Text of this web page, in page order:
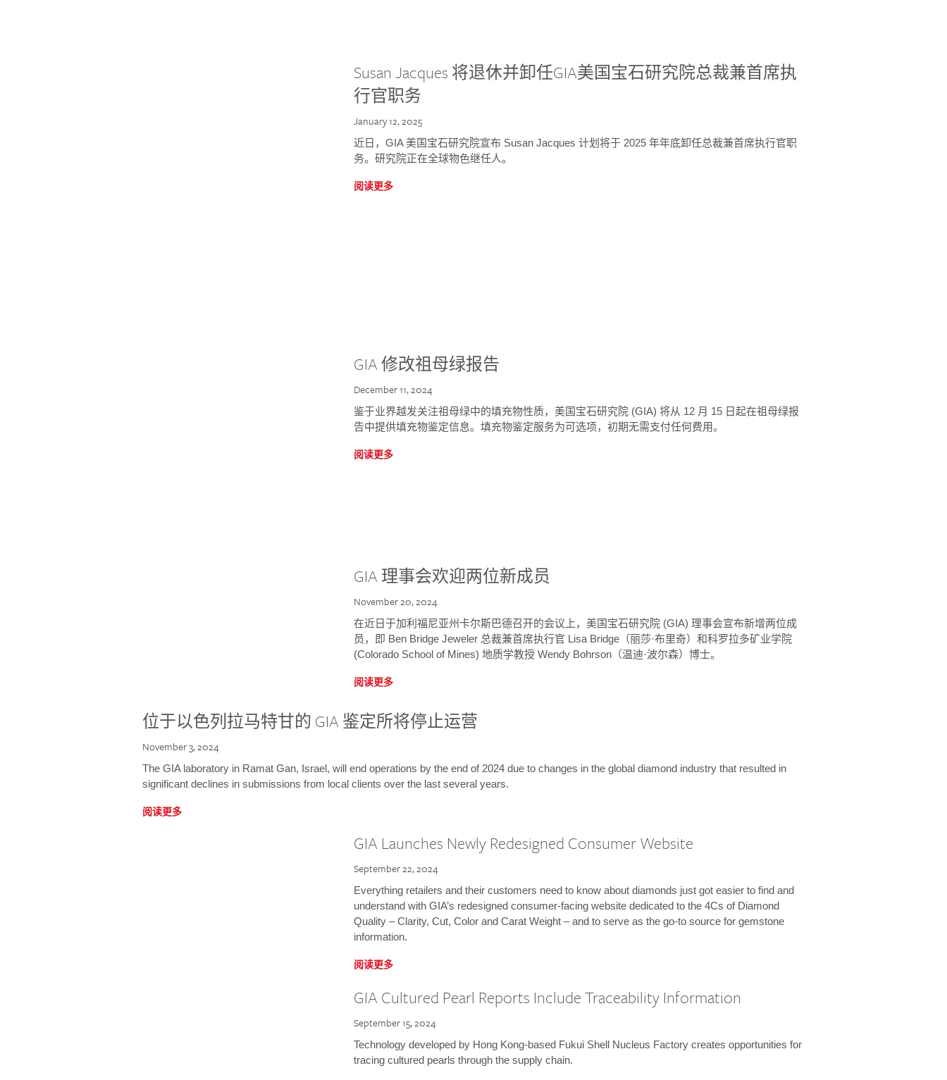
Susan Jacques 将退休并卸任GIA美国宝石研究院总裁兼首席执
行官职务
January 12, 2025
近日，GIA 美国宝石研究院宣布 Susan Jacques 计划将于 2025 年年底卸任总裁兼首席执行官职
务。研究院正在全球物色继任人。
阅读更多
GIA 修改祖母绿报告
December 11, 2024
鉴于业界越发关注祖母绿中的填充物性质，美国宝石研究院 (GIA) 将从 12 月 15 日起在祖母绿报
告中提供填充物鉴定信息。填充物鉴定服务为可选项，初期无需支付任何费用。
阅读更多
GIA 理事会欢迎两位新成员
November 20, 2024
在近日于加利福尼亚州卡尔斯巴德召开的会议上，美国宝石研究院 (GIA) 理事会宣布新增两位成
员，即 Ben Bridge Jeweler 总裁兼首席执行官 Lisa Bridge（丽莎·布里奇）和科罗拉多矿业学院
(Colorado School of Mines) 地质学教授 Wendy Bohrson（温迪·波尔森）博士。
阅读更多
位于以色列拉马特甘的 GIA 鉴定所将停止运营
November 3, 2024
The GIA laboratory in Ramat Gan, Israel, will end operations by the end of 2024 due to changes in the global diamond industry that resulted in
significant declines in submissions from local clients over the last several years.
阅读更多
GIA Launches Newly Redesigned Consumer Website
September 22, 2024
Everything retailers and their customers need to know about diamonds just got easier to find and
understand with GIA’s redesigned consumer-facing website dedicated to the 4Cs of Diamond
Quality – Clarity, Cut, Color and Carat Weight – and to serve as the go-to source for gemstone
information.
阅读更多
GIA Cultured Pearl Reports Include Traceability Information
September 15, 2024
Technology developed by Hong Kong-based Fukui Shell Nucleus Factory creates opportunities for
tracing cultured pearls through the supply chain.